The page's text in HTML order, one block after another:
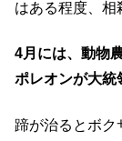
はある程度、相
4月には、動物
ポレオンが大統
蹄が治るとボク